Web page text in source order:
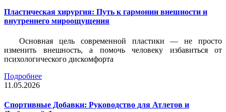
Пластическая хирургия: Путь к гармонии внешности и
внутреннего мироощущения
Основная цель современной пластики — не просто
изменить внешность, а помочь человеку избавиться от
психологического дискомфорта
Подробнее
11.05.2026
Спортивные Добавки: Руководство для Атлетов и